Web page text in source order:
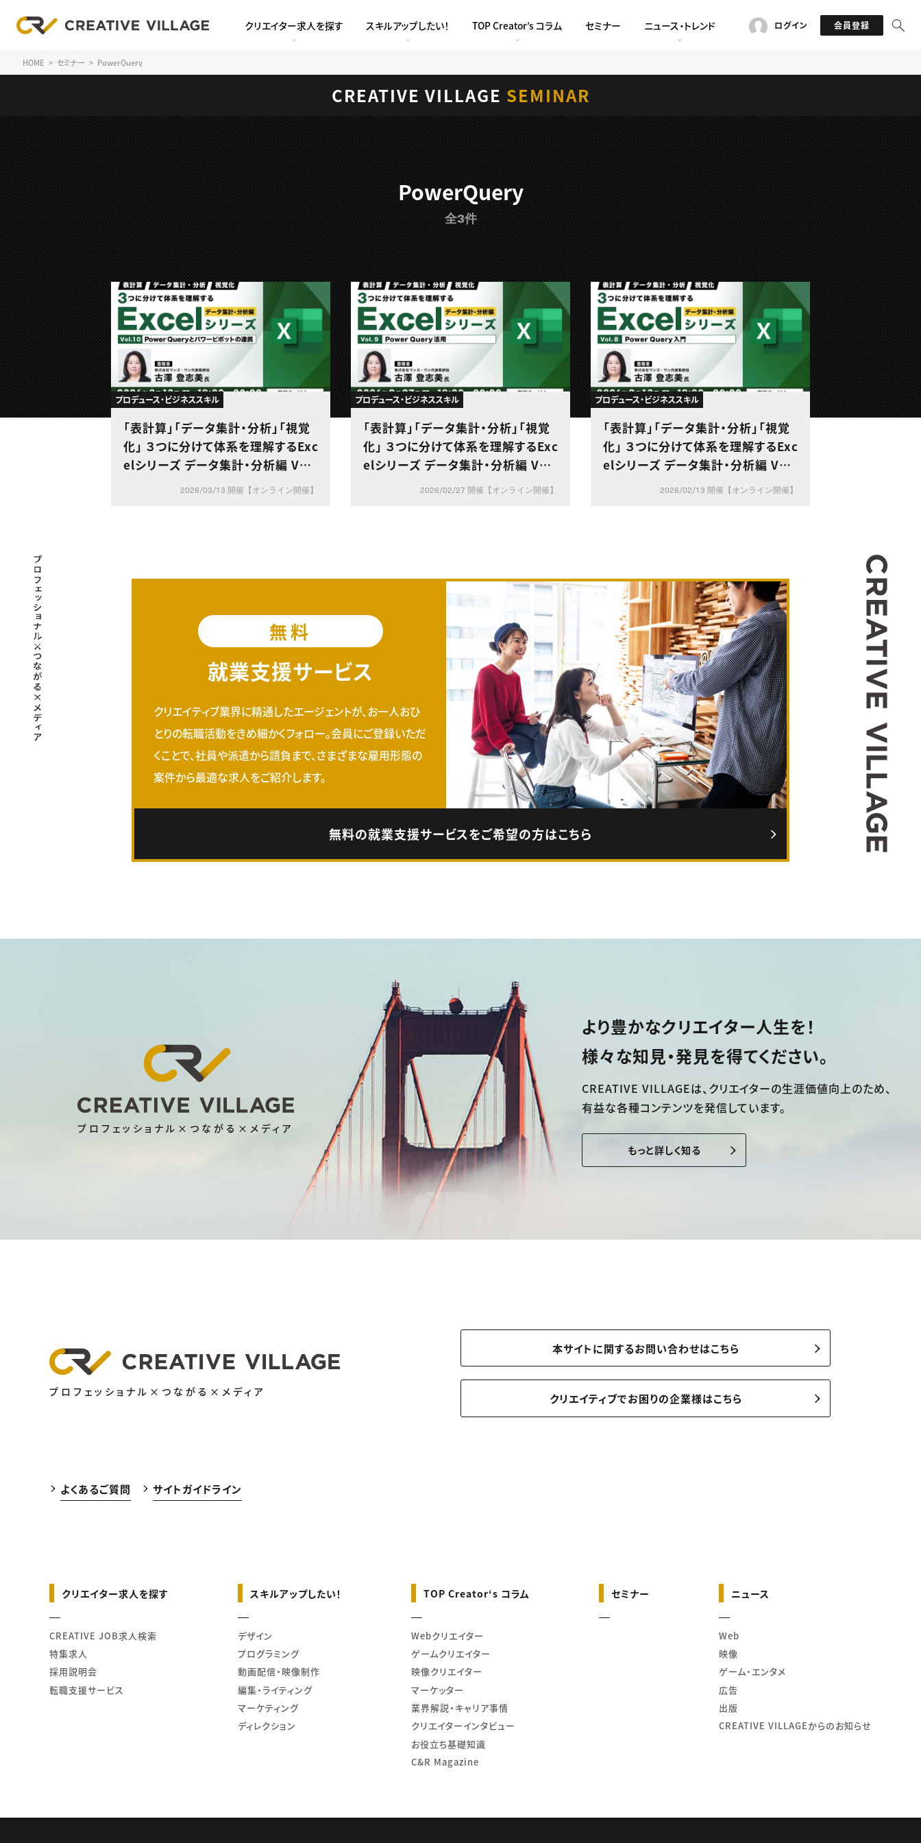
クリエイター求人を探す スキルアップしたい！ TOP Creator’s コラム セミナー ニュース・トレンド ログイン 会員登録
HOME セミナー PowerQuery
CREATIVE VILLAGE SEMINAR
PowerQuery
全3件
プロデュース・ビジネススキル
「表計算」「データ集計・分析」「視覚
化」 ３つに分けて体系を理解するExc
elシリーズ データ集計・分析編 Vol.
10【Power Queryとパワーピボット
2026/03/13 開催【オンライン開催】
プロデュース・ビジネススキル
「表計算」「データ集計・分析」「視覚
化」 ３つに分けて体系を理解するExc
elシリーズ データ集計・分析編 Vol.
9【Power Query活用】
2026/02/27 開催【オンライン開催】
プロデュース・ビジネススキル
「表計算」「データ集計・分析」「視覚
化」 ３つに分けて体系を理解するExc
elシリーズ データ集計・分析編 Vol.
8【Power Query入門】
2026/02/13 開催【オンライン開催】
無料
就業支援サービス
クリエイティブ業界に精通したエージェントが、お一人おひ
とりの転職活動をきめ細かくフォロー。会員にご登録いただ
くことで、社員や派遣から請負まで、さまざまな雇用形態の
案件から最適な求人をご紹介します。
無料の就業支援サービスをご希望の方はこちら
プロフェッショナル×つながる×メディア
より豊かなクリエイター人生を！
様々な知見・発見を得てください。
CREATIVE VILLAGEは、 クリエイターの生涯価値向上のため、
有益な各種コンテンツを発信しています。
もっと詳しく知る
プロフェッショナル×つながる×メディア
本サイトに関するお問い合わせはこちら
クリエイティブでお困りの企業様はこちら
よくあるご質問 サイトガイドライン
クリエイター求人を探す
CREATIVE JOB求人検索
特集求人
採用説明会
転職支援サービス
スキルアップしたい！
デザイン
プログラミング
動画配信・映像制作
編集・ライティング
マーケティング
ディレクション
TOP Creator‘s コラム
Webクリエイター
ゲームクリエイター
映像クリエイター
マーケッター
業界解説・キャリア事情
クリエイターインタビュー
お役立ち基礎知識
C&R Magazine
セミナー ニュース
Web
映像
ゲーム・エンタメ
広告
出版
CREATIVE VILLAGEからのお知らせ